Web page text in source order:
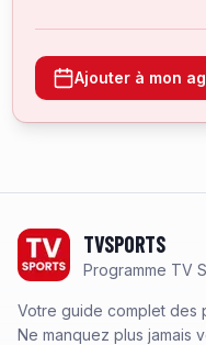
Ajouter à mon
TVSPORTS
Programme TV
Votre guide complet des
Ne manquez plus jamais